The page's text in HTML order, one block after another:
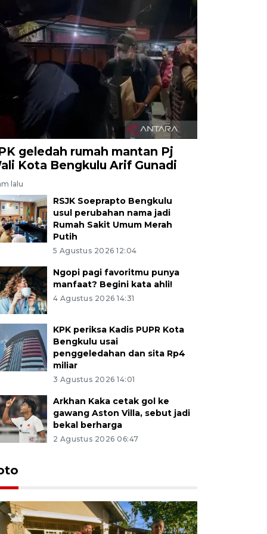
geledah rumah mantan Pj
Kota Bengkulu Arif Gunadi
lalu
RSJK Soeprapto Bengkulu
usul perubahan nama jadi
Rumah Sakit Umum Merah
Putih
5 Agustus 2026 12:04
Ngopi pagi favoritmu punya
manfaat? Begini kata ahli!
4 Agustus 2026 14:31
KPK periksa Kadis PUPR Kota
Bengkulu usai
penggeledahan dan sita Rp4
miliar
3 Agustus 2026 14:01
Arkhan Kaka cetak gol ke
gawang Aston Villa, sebut jadi
bekal berharga
2 Agustus 2026 06:47